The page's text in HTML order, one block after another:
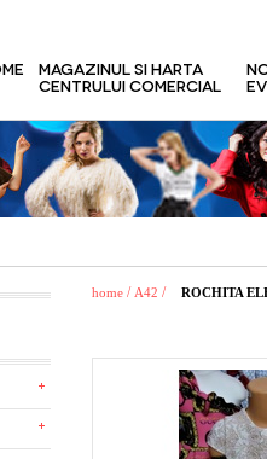
MAGAZINUL SI HARTA
CENTRULUI COMERCIAL
home / A42 / ROCHITA